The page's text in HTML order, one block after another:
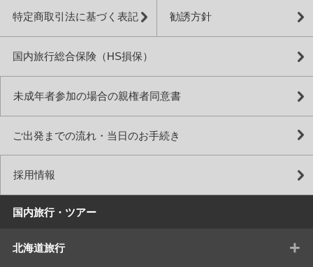
特定商取引法に基づく表記 勧誘方針
国内旅行総合保険（HS損保）
未成年者参加の場合の親権者同意書
ご出発までの流れ・当日のお手続き
採用情報
国内旅行・ツアー
北海道旅行 +